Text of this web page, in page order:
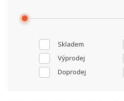
Skladem
Výprodej
Doprodej